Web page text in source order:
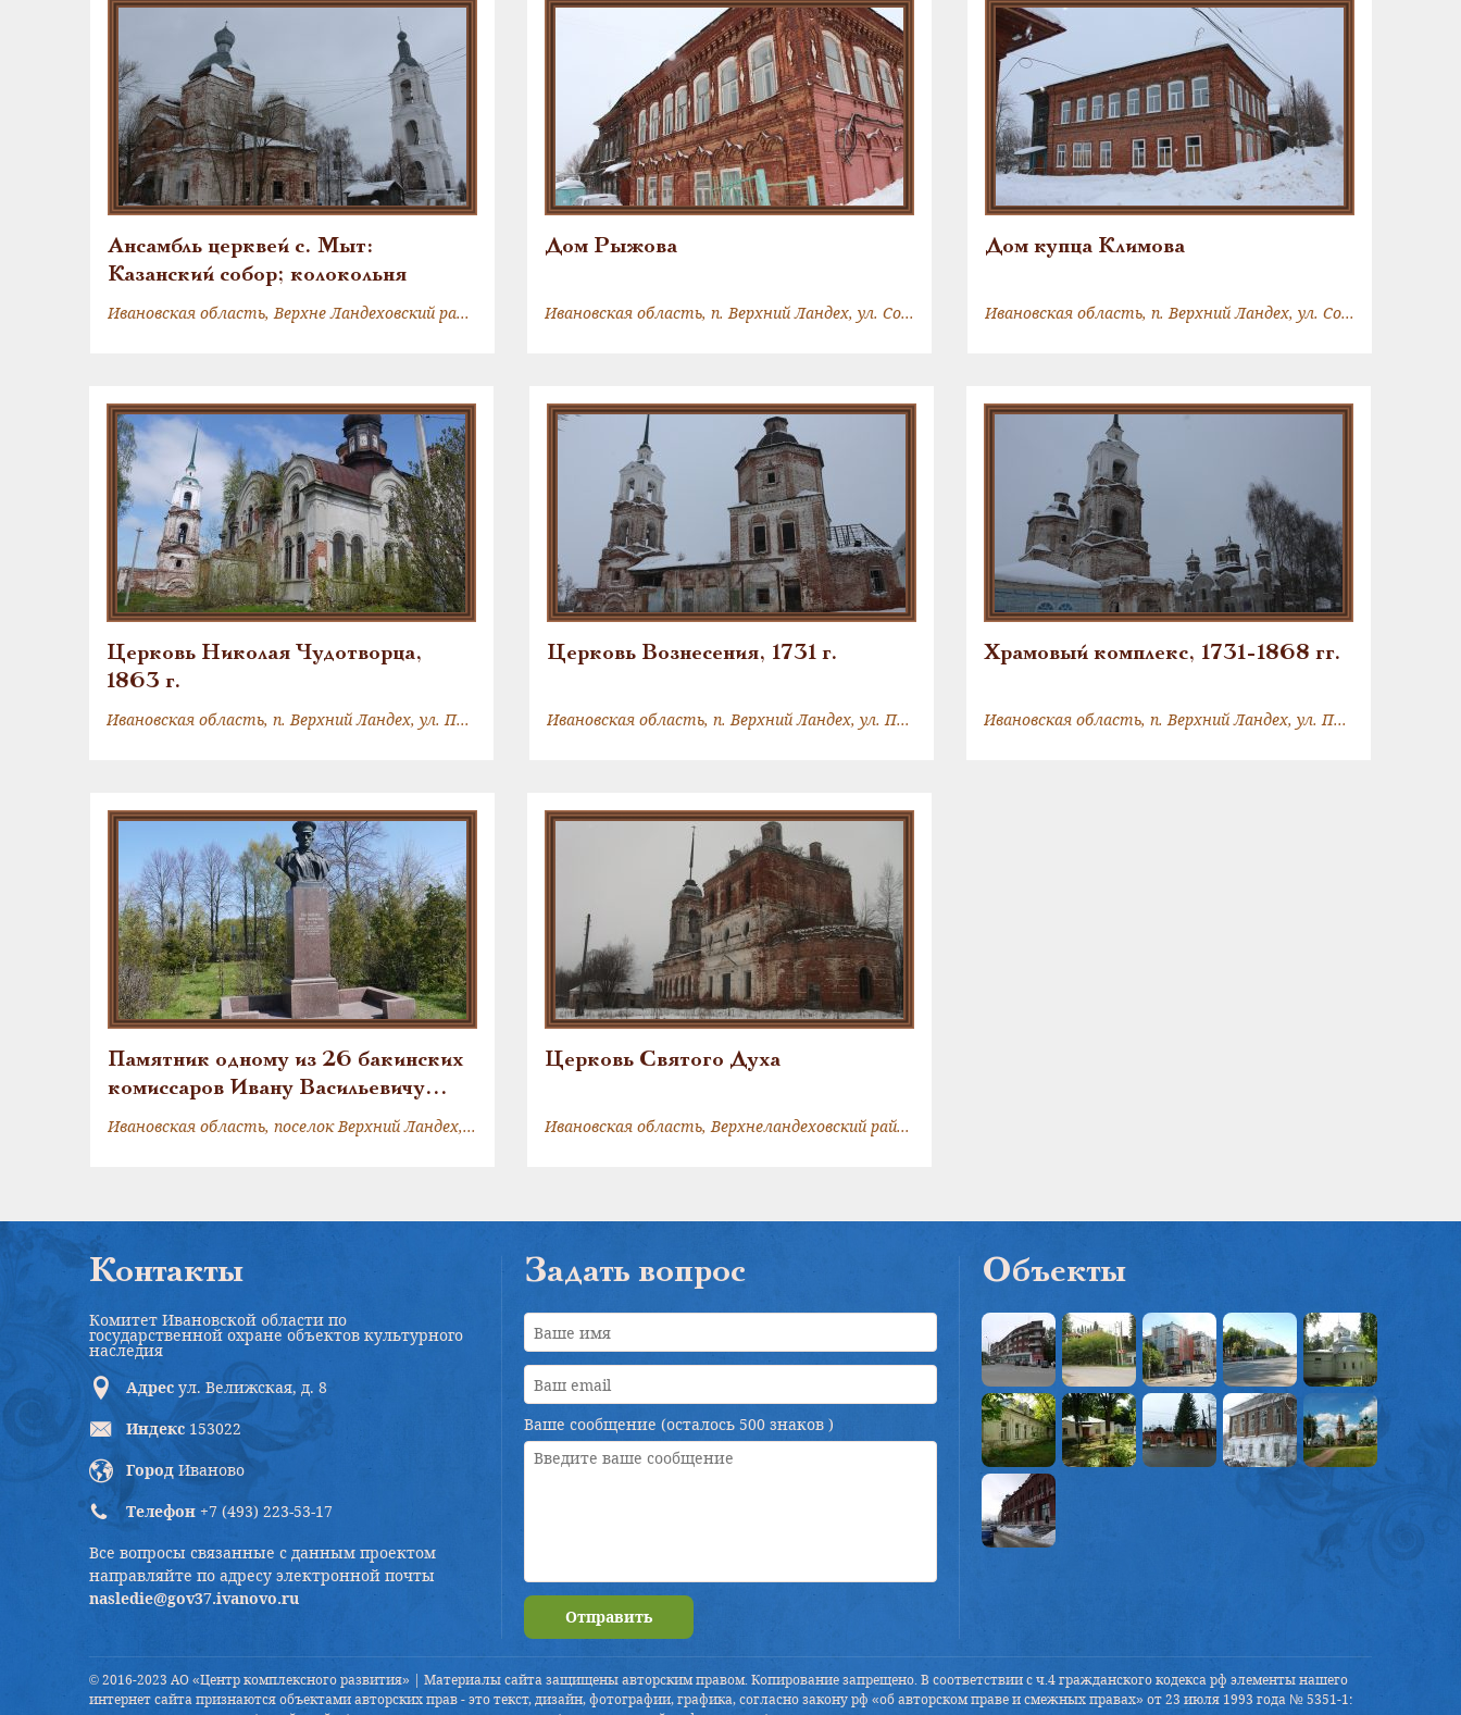
Ансамбль церквей с. Мыт:
Казанский собор; колокольня
Ивановская область, Верхне Ландеховский район, с. Мыт
Дом Рыжова
Ивановская область, п. Верхний Ландех, ул. Советская, 16
Дом купца Климова
Ивановская область, п. Верхний Ландех, ул. Советская, д.8
Церковь Николая Чудотворца,
1863 г.
Ивановская область, п. Верхний Ландех, ул. Пионерская, д. 12А
Церковь Вознесения, 1731 г.
Ивановская область, п. Верхний Ландех, ул. Пионерская, д.2-А
Храмовый комплекс, 1731-1868 гг.
Ивановская область, п. Верхний Ландех, ул. Пионерская
Памятник одному из 26 бакинских
комиссаров Ивану Васильевичу
Малыгину
Ивановская область, поселок Верхний Ландех, пер. Школьный
Церковь Святого Духа
Ивановская область, Верхнеландеховский район, с. Кромы, ул. Центральная, д. 20
Контакты
Комитет Ивановской области по
государственной охране объектов культурного
наследия
Адрес ул. Велижская, д. 8
Индекс 153022
Город Иваново
Телефон +7 (493) 223-53-17
Все вопросы связанные с данным проектом
направляйте по адресу электронной почты
nasledie@gov37.ivanovo.ru
Задать вопрос
Ваше сообщение (осталось 500 знаков )
Отправить
Объекты
© 2016-2023 АО «Центр комплексного развития» | Материалы сайта защищены авторским правом. Копирование запрещено. В соответствии с ч.4 гражданского кодекса рф элементы нашего
интернет сайта признаются объектами авторских прав - это текст, дизайн, фотографии, графика, согласно закону рф «об авторском праве и смежных правах» от 23 июля 1993 года № 5351-1: